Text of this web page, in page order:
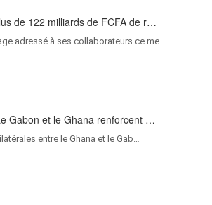
de 122 milliards de FCFA de r…
adressé à ses collaborateurs ce me…
Gabon et le Ghana renforcent …
entre le Ghana et le Gab…